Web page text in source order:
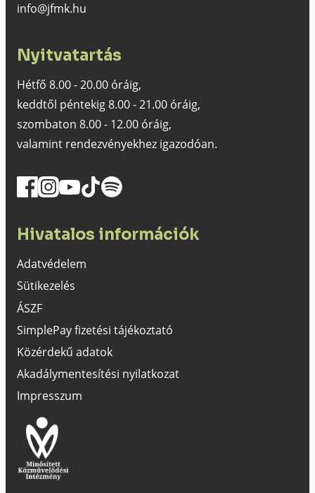
info@jfmk.hu
Nyitvatartás
Hétfő 8.00 - 20.00 óráig,
keddtől péntekig 8.00 - 21.00 óráig,
szombaton 8.00 - 12.00 óráig,
valamint rendezvényekhez igazodóan.
Hivatalos információk
Adatvédelem
Sütikezelés
ÁSZF
SimplePay fizetési tájékoztató
Közérdekű adatok
Akadálymentesítési nyilatkozat
Impresszum